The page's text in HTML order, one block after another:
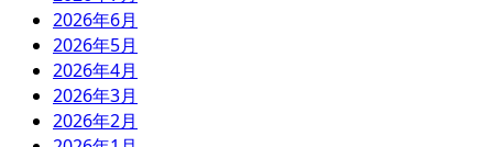
2026年6月
2026年5月
2026年4月
2026年3月
2026年2月